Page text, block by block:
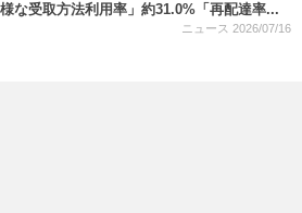
な受取方法利用率」約31.0%「再配達率...
ニュース 2026/07/16